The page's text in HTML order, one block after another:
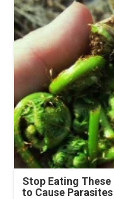
Stop Eating
to Cause Parasites